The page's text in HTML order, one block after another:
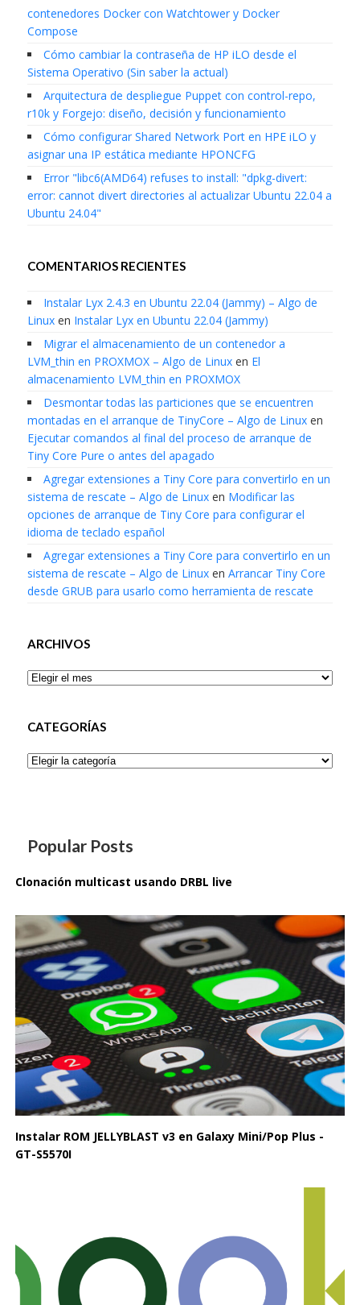
contenedores Docker con Watchtower y Docker
Compose
Cómo cambiar la contraseña de HP iLO desde el
Sistema Operativo (Sin saber la actual)
Arquitectura de despliegue Puppet con control-repo,
r10k y Forgejo: diseño, decisión y funcionamiento
Cómo configurar Shared Network Port en HPE iLO y
asignar una IP estática mediante HPONCFG
Error "libc6(AMD64) refuses to install: "dpkg-divert:
error: cannot divert directories al actualizar Ubuntu 22.04 a
Ubuntu 24.04"
COMENTARIOS RECIENTES
Instalar Lyx 2.4.3 en Ubuntu 22.04 (Jammy) – Algo de
Linuxen Instalar Lyx en Ubuntu 22.04 (Jammy)
Migrar el almacenamiento de un contenedor a
LVM_thin en PROXMOX – Algo de Linuxen El
almacenamiento LVM_thin en PROXMOX
Desmontar todas las particiones que se encuentren
montadas en el arranque de TinyCore – Algo de Linuxen
Ejecutar comandos al final del proceso de arranque de
Tiny Core Pure o antes del apagado
Agregar extensiones a Tiny Core para convertirlo en un
sistema de rescate – Algo de Linuxen Modificar las
opciones de arranque de Tiny Core para configurar el
idioma de teclado español
Agregar extensiones a Tiny Core para convertirlo en un
sistema de rescate – Algo de Linuxen Arrancar Tiny Core
desde GRUB para usarlo como herramienta de rescate
ARCHIVOS
Archivos
CATEGORÍAS
Categorías
Popular Posts
Clonación multicast usando DRBL live
Instalar ROM JELLYBLAST v3 en Galaxy Mini/Pop Plus -
GT-S5570I